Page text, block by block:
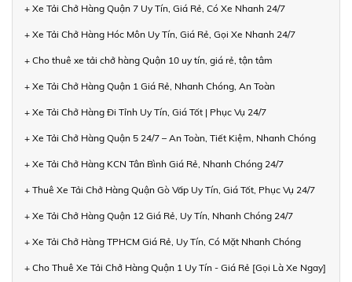
+ Xe Tải Chở Hàng Quận 7 Uy Tín, Giá Rẻ, Có Xe Nhanh 24/7
+ Xe Tải Chở Hàng Hóc Môn Uy Tín, Giá Rẻ, Gọi Xe Nhanh 24/7
+ Cho thuê xe tải chở hàng Quận 10 uy tín, giá rẻ, tận tâm
+ Xe Tải Chở Hàng Quận 1 Giá Rẻ, Nhanh Chóng, An Toàn
+ Xe Tải Chở Hàng Đi Tỉnh Uy Tín, Giá Tốt | Phục Vụ 24/7
+ Xe Tải Chở Hàng Quận 5 24/7 – An Toàn, Tiết Kiệm, Nhanh Chóng
+ Xe Tải Chở Hàng KCN Tân Bình Giá Rẻ, Nhanh Chóng 24/7
+ Thuê Xe Tải Chở Hàng Quận Gò Vấp Uy Tín, Giá Tốt, Phục Vụ 24/7
+ Xe Tải Chở Hàng Quận 12 Giá Rẻ, Uy Tín, Nhanh Chóng 24/7
+ Xe Tải Chở Hàng TPHCM Giá Rẻ, Uy Tín, Có Mặt Nhanh Chóng
+ Cho Thuê Xe Tải Chở Hàng Quận 1 Uy Tín - Giá Rẻ [Gọi Là Xe Ngay]